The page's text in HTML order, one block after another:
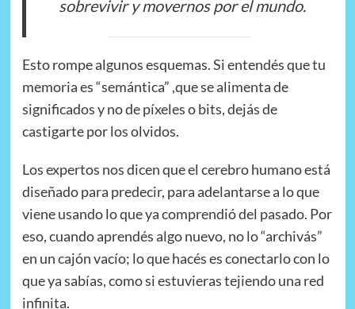
sobrevivir y movernos por el mundo.
Esto rompe algunos esquemas. Si entendés que tu
memoria es “semántica” ,que se alimenta de
significados y no de píxeles o bits, dejás de
castigarte por los olvidos.
Los expertos nos dicen que el cerebro humano está
diseñado para predecir, para adelantarse a lo que
viene usando lo que ya comprendió del pasado. Por
eso, cuando aprendés algo nuevo, no lo “archivás”
en un cajón vacío; lo que hacés es conectarlo con lo
que ya sabías, como si estuvieras tejiendo una red
infinita.